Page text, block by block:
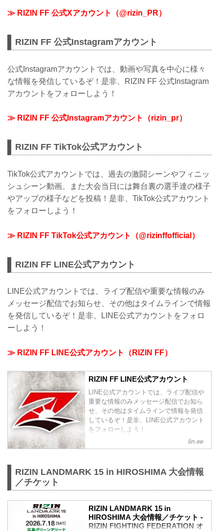
≫ RIZIN FF 公式Xアカウント（@rizin_PR）
RIZIN FF 公式Instagramアカウント
公式Instagramアカウントでは、動画や写真を中心に様々
な情報を発信しているぞ！是非、RIZIN FF 公式Instagram
アカウントをフォローしよう！
≫ RIZIN FF 公式Instagramアカウント（rizin_pr）
RIZIN FF TikTok公式アカウント
TikTok公式アカウントでは、過去の激闘シーンやフィニッ
シュシーン動画、また大会当日には舞台裏の選手達の様子
やアップの様子などを投稿！是非、TikTok公式アカウント
をフォローしよう！
≫ RIZIN FF TikTok公式アカウント（@rizinffofficial）
RIZIN FF LINE公式アカウント
LINE公式アカウントでは、ライブ配信や重要な情報のみ
メッセージ配信でお知らせ、その他はタイムラインで情報
を発信しているぞ！是非、LINE公式アカウントをフォロ
ーしよう！
≫ RIZIN FF LINE公式アカウント（RIZIN FF）
RIZIN FF LINE公式アカウント
LINE公式アカウントでは、ライブ配信や
重要な情報のみメッセージ配信でお知ら
せ、その他はタイムラインで情報を発信
しているぞ！是非、LINE公式アカウント
をフォローしよう！
lin.ee
RIZIN LANDMARK 15 in HIROSHIMA 大会情報
／チケット
RIZIN LANDMARK 15 in
HIROSHIMA 大会情報／チケット -
RIZIN FIGHTING FEDERATION オ